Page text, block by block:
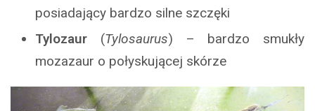
posiadający bardzo silne szczęki
Tylozaur (Tylosaurus) – bardzo smukły
mozazaur o połyskującej skórze